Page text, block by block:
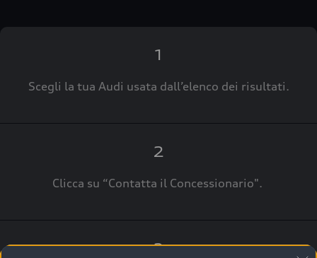
1
Scegli la tua Audi usata dall’elenco dei risultati.
2
Clicca su “Contatta il Concessionario".
3